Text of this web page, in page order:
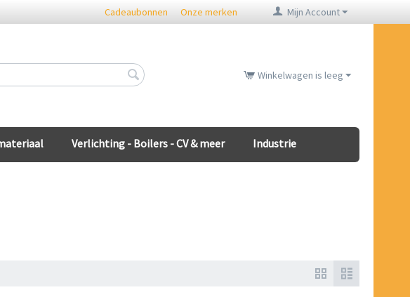
Mijn Account
Cadeaubonnen Onze merken
Winkelwagen is leeg
Verlichting - Boilers - CV & meer Industrie